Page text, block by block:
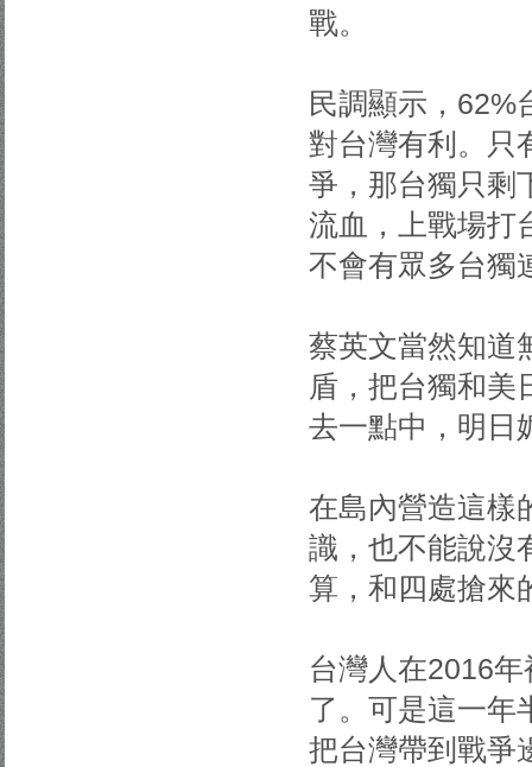
戰。
民調顯示，62%
對台灣有利。只
爭，那台獨只剩
流血，上戰場打
不會有眾多台獨
蔡英文當然知道
盾，把台獨和美
去一點中，明日
在島內營造這樣
識，也不能說沒
算，和四處搶來
台灣人在2016
了。可是這一年
把台灣帶到戰爭